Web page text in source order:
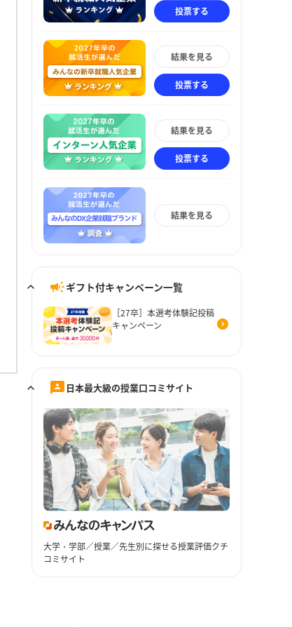
投票する
結果を見る
投票する
結果を見る
投票する
結果を見る
ギフト付キャンペーン一覧
［27卒］本選考体験記投稿
キャンペーン
日本最大級の授業口コミサイト
大学・学部／授業／先生別に探せる授業評価クチ
コミサイト